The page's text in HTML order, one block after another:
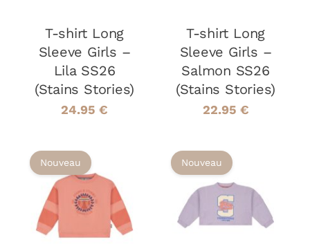
OPTIONS
PEUVENT
ÊTRE
CHOISIES
SUR
LA
T-shirt Long
Sleeve Girls –
Lila SS26
(Stains Stories)
24.95 €
OPTIONS
PEUVENT
ÊTRE
CHOISIES
SUR
LA
T-shirt Long
Sleeve Girls –
Salmon SS26
(Stains Stories)
22.95 €
CHOIX DES
OPTIONS
CE
PRODUIT
A
Nouveau
CHOIX DES
OPTIONS
PRODUIT
DÉTAILS
Nouveau